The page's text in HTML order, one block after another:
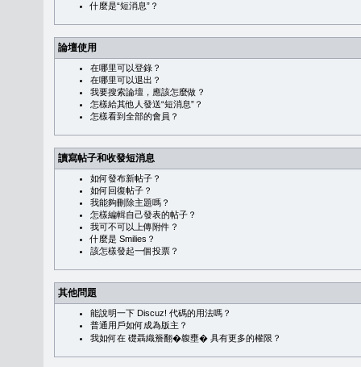
什麼是“短消息”？
論壇使用
在哪里可以登錄？
在哪里可以退出？
我要搜索論壇，應該怎麼做？
怎樣給其他人發送“短消息”？
怎樣看到全部的會員？
讀寫帖子和收發短消息
如何發布新帖子？
如何回復帖子？
我能夠刪除主題嗎？
怎樣編輯自己發表的帖子？
我可不可以上傳附件？
什麼是 Smilies？
該怎樣發起一個投票？
其他問題
能說明一下 Discuz! 代碼的用法嗎？
普通用戶如何成為版主？
我如何在 礎聶織簷翻�䪖壅� 具有更多的權限？